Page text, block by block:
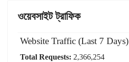
ওয়েবসাইট ট্রাফিক
Website Traffic (Last 7 Days)
Total Requests: 2,366,254